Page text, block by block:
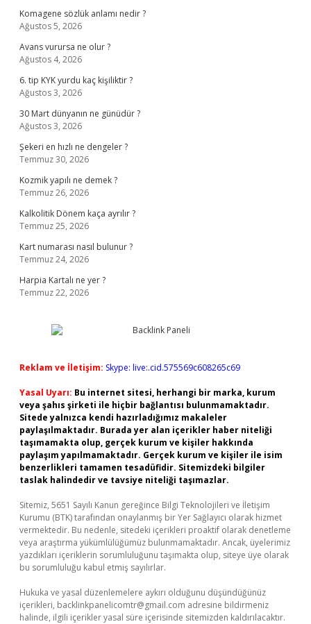
Komagene sözlük anlamı nedir ?
Ağustos 5, 2026
Avans vurursa ne olur ?
Ağustos 4, 2026
6. tip KYK yurdu kaç kişiliktir ?
Ağustos 3, 2026
30 Mart dünyanın ne günüdür ?
Ağustos 3, 2026
Şekeri en hızlı ne dengeler ?
Temmuz 30, 2026
Kozmik yapılı ne demek ?
Temmuz 26, 2026
Kalkolitik Dönem kaça ayrılır ?
Temmuz 25, 2026
Kart numarası nasıl bulunur ?
Temmuz 24, 2026
Harpia Kartalı ne yer ?
Temmuz 22, 2026
Reklam ve İletişim: Skype: live:.cid.575569c608265c69
Yasal Uyarı: Bu internet sitesi, herhangi bir marka, kurum
veya şahıs şirketi ile hiçbir bağlantısı bulunmamaktadır.
Sitede yalnızca kendi hazırladığımız makaleler
paylaşılmaktadır. Burada yer alan içerikler haber niteliği
taşımamakta olup, gerçek kurum ve kişiler hakkında
paylaşım yapılmamaktadır. Gerçek kurum ve kişiler ile isim
benzerlikleri tamamen tesadüfidir. Sitemizdeki bilgiler
taslak halindedir ve tavsiye niteliği taşımazlar.
Sitemiz, 5651 Sayılı Kanun gereğince Bilgi Teknolojileri ve İletişim
Kurumu (BTK) tarafından onaylanmış bir Yer Sağlayıcı olarak hizmet
vermektedir. Bu nedenle, sitedeki içerikleri proaktif olarak denetleme
veya araştırma yükümlülüğümüz bulunmamaktadır. Ancak, üyelerimiz
yazdıkları içeriklerin sorumluluğunu taşımakta olup, siteye üye olarak
bu sorumluluğu kabul etmiş sayılırlar.
Hukuka ve yasal düzenlemelere aykırı olduğunu düşündüğünüz
içerikleri, backlinkpanelicomtr@gmail.com adresine bildirmeniz
halinde, ilgili içerikler yasal süre içerisinde sitemizden kaldırılacaktır.